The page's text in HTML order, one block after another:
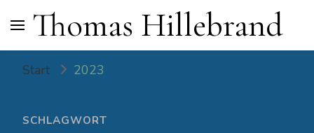
Thomas Hillebrand
Start 2023
SCHLAGWORT